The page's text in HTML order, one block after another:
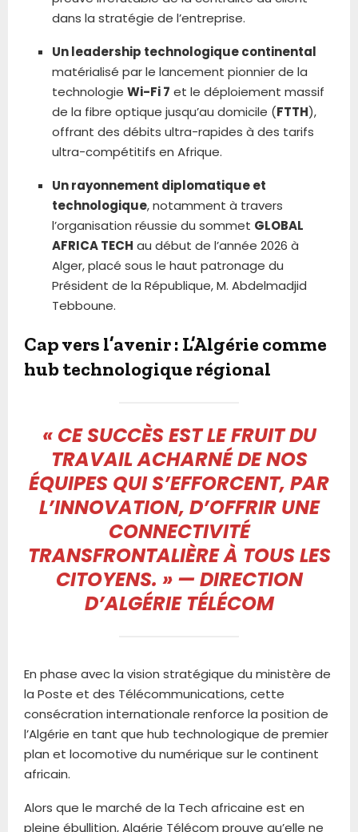
dans la stratégie de l’entreprise.
Un leadership technologique continental
matérialisé par le lancement pionnier de la
technologie Wi-Fi 7 et le déploiement massif
de la fibre optique jusqu’au domicile (FTTH),
offrant des débits ultra-rapides à des tarifs
ultra-compétitifs en Afrique.
Un rayonnement diplomatique et
technologique, notamment à travers
l’organisation réussie du sommet GLOBAL
AFRICA TECH au début de l’année 2026 à
Alger, placé sous le haut patronage du
Président de la République, M. Abdelmadjid
Tebboune.
Cap vers l’avenir : L’Algérie comme
hub technologique régional
« CE SUCCÈS EST LE FRUIT DU
TRAVAIL ACHARNÉ DE NOS
ÉQUIPES QUI S’EFFORCENT, PAR
L’INNOVATION, D’OFFRIR UNE
CONNECTIVITÉ
TRANSFRONTALIÈRE À TOUS LES
CITOYENS. » — DIRECTION
D’ALGÉRIE TÉLÉCOM
En phase avec la vision stratégique du ministère de
la Poste et des Télécommunications, cette
consécration internationale renforce la position de
l’Algérie en tant que hub technologique de premier
plan et locomotive du numérique sur le continent
africain.
Alors que le marché de la Tech africaine est en
pleine ébullition, Algérie Télécom prouve qu’elle ne